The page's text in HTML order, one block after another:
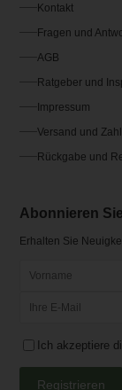
Kontakt
Fragen und
AGB
Ratgeber und
Impressum
Versand und
Rückgabe und
Abonnieren
Erhalten Sie
Ich akzeptiere
Registrieren